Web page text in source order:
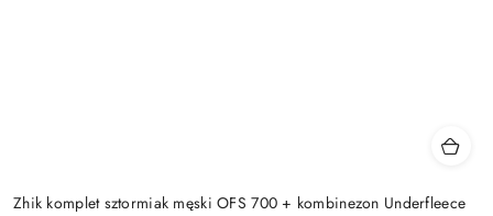
Zhik komplet sztormiak męski OFS 700 + kombinezon Underfleece